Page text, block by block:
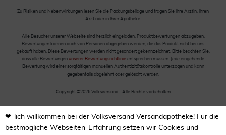
Zu Risiken und Nebenwirkungen lesen Sie die Packungsbeilage und fragen Sie Ihre Ärztin, Ihren
Arzt oder in Ihrer Apotheke.
Alle Besucher unserer Webseite sind herzlich eingeladen, Produktbewertungen abzugeben.
Bewertungen können auch von Personen abgegeben werden, die das Produkt nicht bei uns
gekauft haben. Diese Bewertungen werden nicht gesondert gekennzeichnet. Bitte beachten Sie,
dass alle Bewertungen unserer Bewertungsrichtlinie entsprechen müssen. Jede eingehende
Bewertung wird einer sorgfältigen manuellen Authentizitätskontrolle unterzogen und kann
gegebenfalls abgelehnt oder gelöscht werden.
Copyright ©2026 Volksversand - Alle Rechte vorbehalten
❤-lich willkommen bei der Volksversand Versandapotheke! Für die
bestmögliche Webseiten-Erfahrung setzen wir Cookies und